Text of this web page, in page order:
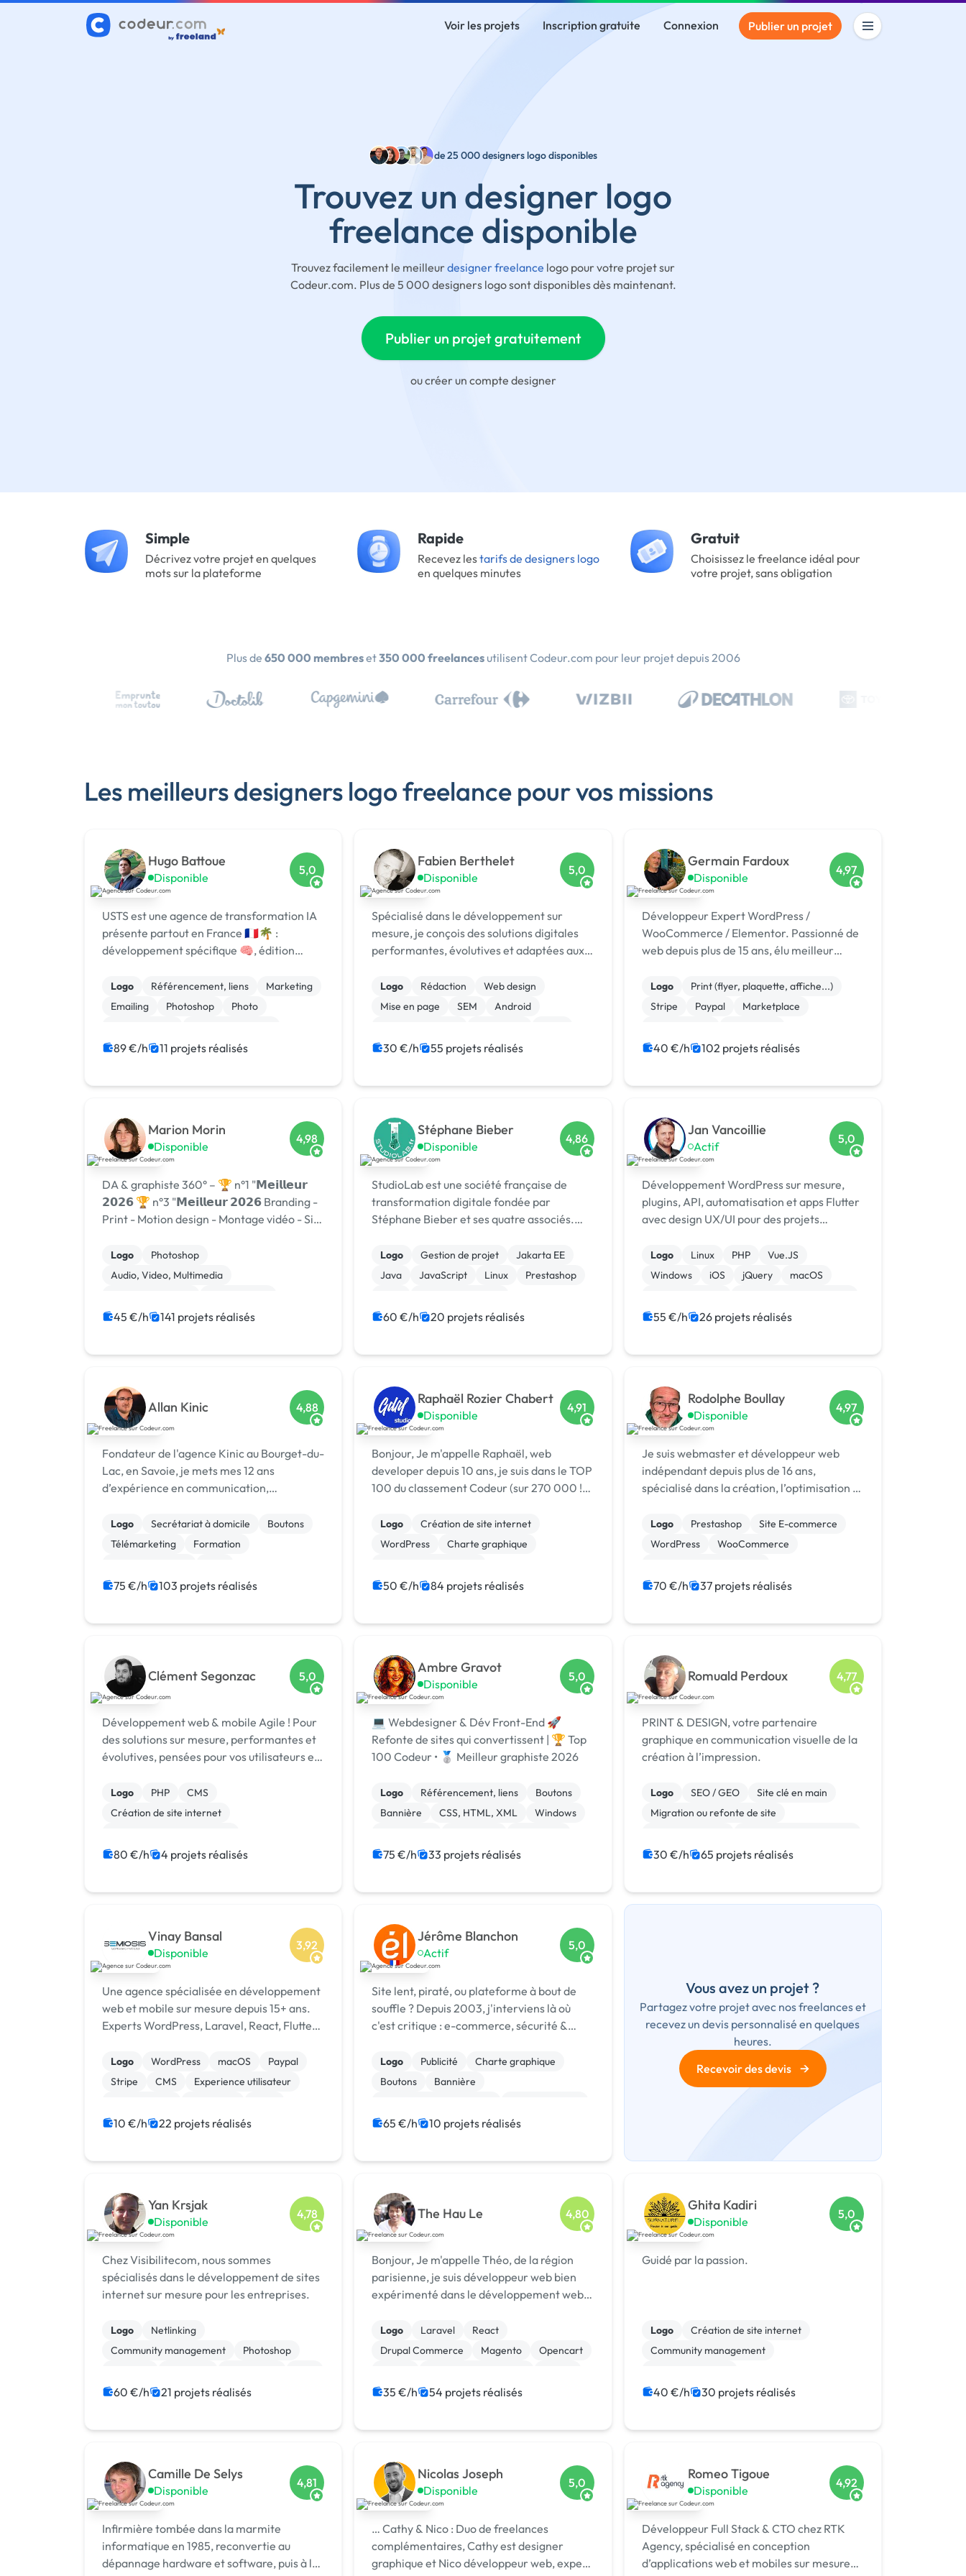
Voir les projets Inscription gratuite Connexion Publier un projet
de 25 000 designers logo disponibles
Trouvez un designer logo
freelance disponible
Trouvez facilement le meilleurdesigner freelance logo pour votre projet sur
Codeur.com. Plus de 5 000 designers logo sont disponibles dès maintenant.
Publier un projet gratuitement
oucréer un compte designer
Simple
Décrivez votre projet en quelques
mots sur la plateforme
Rapide
Recevez lestarifs de designers logo
en quelques minutes
Gratuit
Choisissez le freelance idéal pour
votre projet, sans obligation
Plus de 650 000 membreset350 000 freelancesutilisent Codeur.com pour leur projet depuis 2006
Les meilleurs designers logo freelance pour vos missions
Hugo Battoue
Disponible
5,0
USTS est une agence de transformation IA
présente partout en France 🇫🇷🌴 :
développement spécifique 🧠, édition
Agréée CII, CIR, Qualiopi, 1er [URL
MASQUÉE] 🏆 !
Logo Référencement, liens
Marketing
Emailing
Photoshop
Photo
Boutons
Bannière
89 €/h 11 projets réalisés
Fabien Berthelet
Disponible
5,0
Spécialisé dans le développement sur
mesure, je conçois des solutions digitales
performantes, évolutives et adaptées aux
Logo Rédaction
Web design
Mise en page
SEM
Android
iOS
30 €/h 55 projets réalisés
Germain Fardoux
Disponible
4,97
Développeur Expert WordPress /
WooCommerce / Elementor. Passionné de
web depuis plus de 15 ans, élu meilleur
Logo
Print (flyer, plaquette, affiche...)
Stripe
Paypal
Marketplace
Site clé en main
Système de paiement
40 €/h 102 projets réalisés
Marion Morin
Disponible
4,98
DA & graphiste 360° – 🏆 n°1 "𝗠𝗲𝗶𝗹𝗹𝗲𝘂𝗿
𝟮𝟬𝟮𝟲 🏆 n°3 "𝗠𝗲𝗶𝗹𝗹𝗲𝘂𝗿 𝟮𝟬𝟮𝟲 Branding -
Print - Motion design - Montage vidéo - Site
Logo
Photoshop
Audio, Video, Multimedia
Motion design
Animation 3D
Création de site internet
45 €/h 141 projets réalisés
Stéphane Bieber
Disponible
4,86
StudioLab est une société française de
transformation digitale fondée par
Stéphane Bieber et ses quatre associés.
accompagne depuis plus de 20 ans les
entrepr
Logo Gestion de projet
Jakarta EE
Java
JavaScript Linux
Prestashop
Modules et composants
60 €/h 20 projets réalisés
Jan Vancoillie
Actif
5,0
Développement WordPress sur mesure,
plugins, API, automatisation et apps Flutter
avec design UX/UI pour des projets
Logo Linux PHP
Vue.JS
Windows
iOS jQuery
macOS
55 €/h 26 projets réalisés
Allan Kinic 4,88
Fondateur de l'agence Kinic au Bourget-du-
Lac, en Savoie, je mets mes 12 ans
d’expérience en communication,
service des entreprises. Investi également
dans le secteur du sport, je conçois des
Logo Secrétariat à domicile
Boutons
Télémarketing
Formation
Campagne display avec bannières
Création ou conversion ebook
75 €/h 103 projets réalisés
Raphaël Rozier Chabert
Disponible
4,91
Bonjour, Je m'appelle Raphaël, web
developer depuis 10 ans, je suis dans le TOP
100 du classement Codeur (sur 270 000 !).
Top 2024 :) Je ne se suis pas une agence et
serais votre interlocuteur direct ...
Logo
Création de site internet
WordPress
Charte graphique
Migration ou refonte de site
Photoshop
Système de paiement
50 €/h 84 projets réalisés
Rodolphe Boullay
Disponible
4,97
Je suis webmaster et développeur web
indépendant depuis plus de 16 ans,
spécialisé dans la création, l’optimisation et
PrestaShop, WordPress et WooCommerce.
Mon
Logo Prestashop
Site E-commerce
WordPress
WooCommerce
Migration ou refonte de site
70 €/h 37 projets réalisés
Clément Segonzac 5,0
Développement web & mobile Agile ! Pour
des solutions sur mesure, performantes et
évolutives, pensées pour vos utilisateurs et
Logo PHP
CMS
Création de site internet
Experience utilisateur
Gestion site web
Migration ou refonte de site
80 €/h 4 projets réalisés
Ambre Gravot
Disponible
5,0
💻 Webdesigner & Dév Front-End 🚀
Refonte de sites qui convertissent | 🏆 Top
100 Codeur • 🥈 Meilleur graphiste 2026
Logo Référencement, liens
Boutons
Bannière
CSS, HTML, XML
Windows
Print (flyer, plaquette, affiche...)
75 €/h 33 projets réalisés
Romuald Perdoux 4,77
PRINT & DESIGN, votre partenaire
graphique en communication visuelle de la
création à l’impression.
Logo SEO / GEO
Site clé en main
Migration ou refonte de site
WooCommerce
Système de paiement
30 €/h 65 projets réalisés
Vinay Bansal
Disponible
3,92
Une agence spécialisée en développement
web et mobile sur mesure depuis 15+ ans.
Experts WordPress, Laravel, React, Flutter,
pays. [URL MASQUÉE]
Logo WordPress macOS
Paypal
Stripe
CMS
Experience utilisateur
10 €/h 22 projets réalisés
Jérôme Blanchon
Actif
5,0
Site lent, piraté, ou plateforme à bout de
souffle ? Depuis 2003, j'interviens là où
c'est critique : e-commerce, sécurité &
développement sur mesure.
Logo Publicité
Charte graphique
Boutons
Bannière
SaaS
Modules et composants
65 €/h 10 projets réalisés
Vous avez un projet ?
Partagez votre projet avec nos freelances et
recevez un devis personnalisé en quelques
heures.
Recevoir des devis
→
Yan Krsjak
Disponible
4,78
Chez Visibilitecom, nous sommes
spécialisés dans le développement de sites
internet sur mesure pour les entreprises.
Logo
Netlinking
Community management
Photoshop
Google Ads
Emailing
60 €/h 21 projets réalisés
The Hau Le 4,80
Bonjour, Je m'appelle Théo, de la région
parisienne, je suis développeur web bien
expérimenté dans le développement web
CSS3, jQuery, NodeJs, RectJs, React
Native, NextJS, Prisma... et CMS comme
Logo Laravel
React
Drupal Commerce
Magento
Opencart
Joomla
35 €/h 54 projets réalisés
Ghita Kadiri
Disponible
5,0
Guidé par la passion.
Logo
Création de site internet
Community management
Audio, Video, Multimedia
WordPress
Marketing
40 €/h 30 projets réalisés
Camille De Selys
Disponible
4,81
Infirmière tombée dans la marmite
informatique en 1985, reconvertie au
dépannage hardware et software, puis à la
Nicolas Joseph
Disponible
5,0
… Cathy & Nico : Duo de freelances
complémentaires, Cathy est designer
graphique et Nico développeur web, expert
Romeo Tigoue
Disponible
4,92
Développeur Full Stack & CTO chez RTK
Agency, spécialisé en conception
d’applications web et mobiles sur mesure